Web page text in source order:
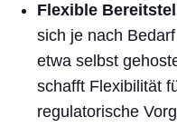
Flexible
sich je nach
etwa selbst
schafft Flexibilität
regulatorische